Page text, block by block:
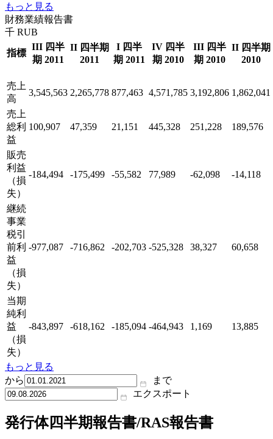
もっと見る
財務業績報告書
千 RUB
指標
III 四半
期 2011
II 四半期
2011
I 四半
期 2011
IV 四半
期 2010
III 四半
期 2010
II 四半期
2010
売上
高
3,545,563 2,265,778 877,463 4,571,785 3,192,806 1,862,041
売上
総利
益
100,907 47,359 21,151 445,328 251,228 189,576
販売
利益
（損
失）
-184,494 -175,499 -55,582 77,989 -62,098 -14,118
継続
事業
税引
前利
益
（損
失）
-977,087 -716,862 -202,703 -525,328 38,327 60,658
当期
純利
益
（損
失）
-843,897 -618,162 -185,094 -464,943 1,169 13,885
もっと見る
から
まで
エクスポート
発行体四半期報告書/RAS報告書